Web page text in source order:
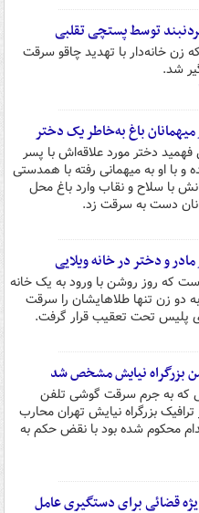
توسط پستچی تقلبی
زن خانه‌دار با تهدید چاقو سرقت
شد.
باغ به‌خاطر یک دختر
دختر مورد علاقه‌اش با پسر
و با او به میهمانی رفته با همدستی
با سلاح و نقاب وارد باغ محل
دست به سرقت زد.
و دختر در خانه ویلایی
که روز روشن با ورود به یک خانه
دو زن تنها طلاهایشان را سرقت
پلیس تحت تعقیب قرار گرفت.
بزرگراه نیایش مشخص شد
که به جرم سرقت گوشی تلفن
ترافیک بزرگراه نیایش تهران محارب
محکوم شده بود با نقض حکم به
قضائی برای دستگیری عامل